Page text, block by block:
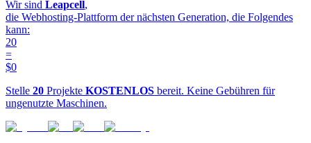
Wir sind Leapcell,
die Webhosting-Plattform der nächsten Generation, die Folgendes
kann:
20
=
$0
Stelle 20 Projekte KOSTENLOS bereit. Keine Gebühren für
ungenutzte Maschinen.